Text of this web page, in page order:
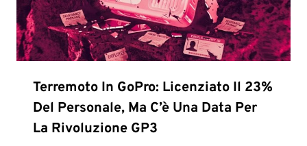
Terremoto In GoPro: Licenziato Il 23%
Del Personale, Ma C’è Una Data Per
La Rivoluzione GP3